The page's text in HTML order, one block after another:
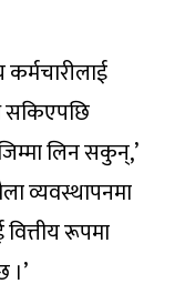
सकिएपछि
लिन सकुन्,’
व्यवस्थापनमा
रूपमा
।’